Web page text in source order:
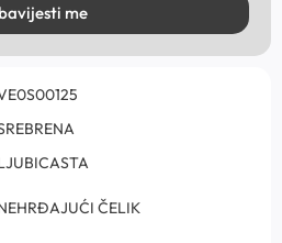
me
ČELIK